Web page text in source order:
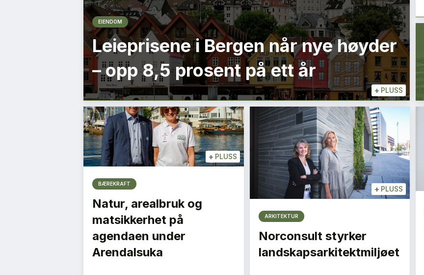
+ PLUSS
EIENDOM
Leieprisene i Bergen når nye høyder
– opp 8,5 prosent på ett år
+ PLUSS
BÆREKRAFT
Natur, arealbruk og
matsikkerhet på
agendaen under
Arendalsuka
+ PLUSS
ARKITEKTUR
Norconsult styrker
landskapsarkitektmiljøet